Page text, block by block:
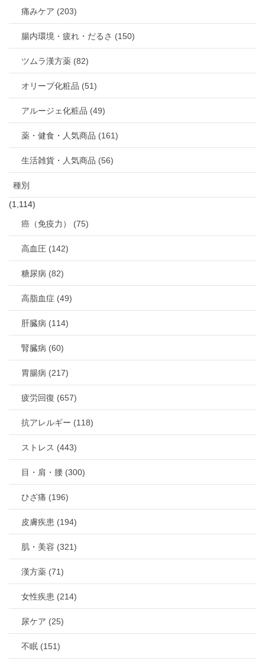
痛みケア (203)
腸内環境・疲れ・だるさ (150)
ツムラ漢方薬 (82)
オリーブ化粧品 (51)
アルージェ化粧品 (49)
薬・健食・人気商品 (161)
生活雑貨・人気商品 (56)
種別
(1,114)
癌（免疫力） (75)
高血圧 (142)
糖尿病 (82)
高脂血症 (49)
肝臓病 (114)
腎臓病 (60)
胃腸病 (217)
疲労回復 (657)
抗アレルギー (118)
ストレス (443)
目・肩・腰 (300)
ひざ痛 (196)
皮膚疾患 (194)
肌・美容 (321)
漢方薬 (71)
女性疾患 (214)
尿ケア (25)
不眠 (151)